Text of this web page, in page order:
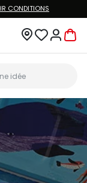
CONDITIONS